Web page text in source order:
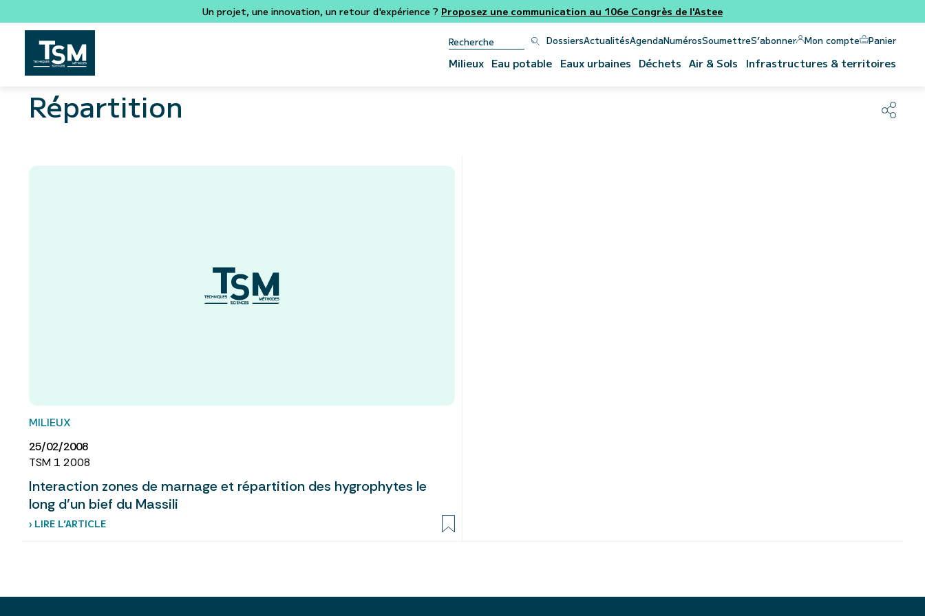
Un projet, une innovation, un retour d'expérience ? Proposez une communication au 106e Congrès de l'Astee
DossiersActualitésAgendaNumérosSoumettreS’abonner Mon compte Panier
Milieux Eau potable Eaux urbaines Déchets Air & Sols Infrastructures & territoires
Répartition
MILIEUX
25/02/2008
TSM 1 2008
Interaction zones de marnage et répartition des hygrophytes le
long d’un bief du Massili
› LIRE L’ARTICLE